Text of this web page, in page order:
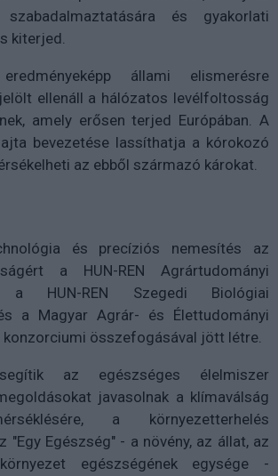
és gyakorlati
kiterjed.
állami elismerésre
ellenáll a hálózatos levélfoltosság
amely erősen terjed Európában. A
bevezetése lassíthatja a kórokozó
az ebből származó károkat.
és precíziós nemesítés az
a HUN-REN Agrártudományi
a HUN-REN Szegedi Biológiai
a Magyar Agrár- és Élettudományi
konzorciumi összefogásával jött létre.
az egészséges élelmiszer
javasolnak a klímaválság
a környezetterhelés
"Egy Egészség" - a növény, az állat, az
egészségének egysége -